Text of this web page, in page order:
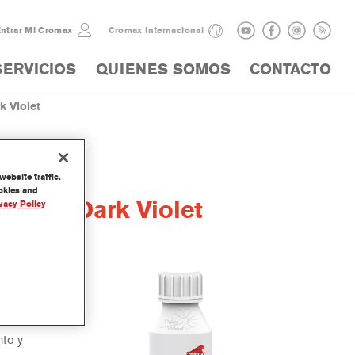
Mi Cromax Cromax internacional
QUIENES SOMOS CONTACTO
Violet
Dark Violet
del
y
traffic.
and
Policy